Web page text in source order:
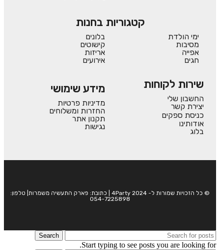
קטגוריות בחנות
ימי הולדת
מסיבות
אפייה
חגים
בלונים
קישוטים
אריזות
אירועים
שירות לקוחות
החשבון שלי
יצירת קשר
כניסת ספקים
אודותינו
בלוג
מידע שימושי
מדיניות פרטיות
החזרות ומשלוחים
תקנון אתר
נגישות
© כל הזכויות שמורות ל- 4Party 2024 | כתובת: פארק התעשיה משמרות| טלפון:
054-7225898
Search
Start typing to see posts you are looking for.